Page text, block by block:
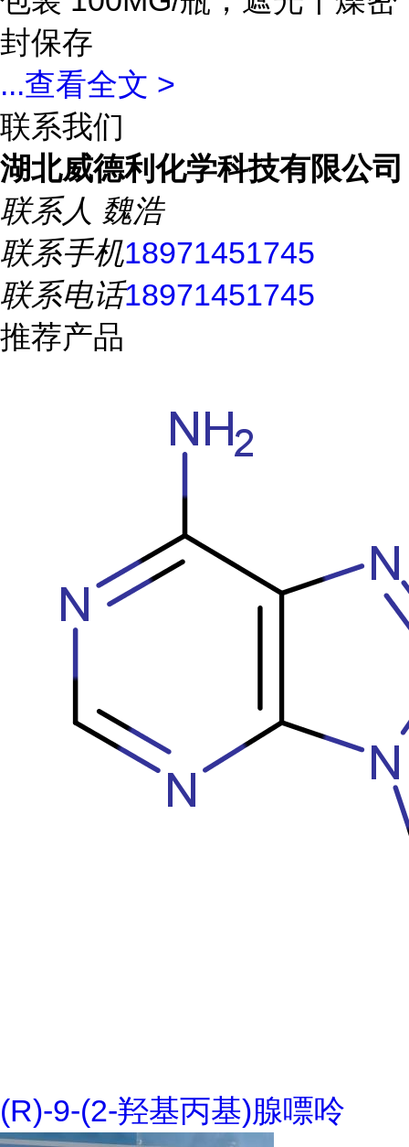
封保存
...查看全文 >
联系我们
湖北威德利化学科技有限公司
联系人 魏浩
联系手机18971451745
联系电话18971451745
推荐产品
(R)-9-(2-羟基丙基)腺嘌呤